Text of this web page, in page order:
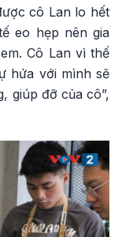
cô Lan lo hết
eo hẹp nên gia
Cô Lan vì thế
hứa với mình sẽ
giúp đỡ của cô”,